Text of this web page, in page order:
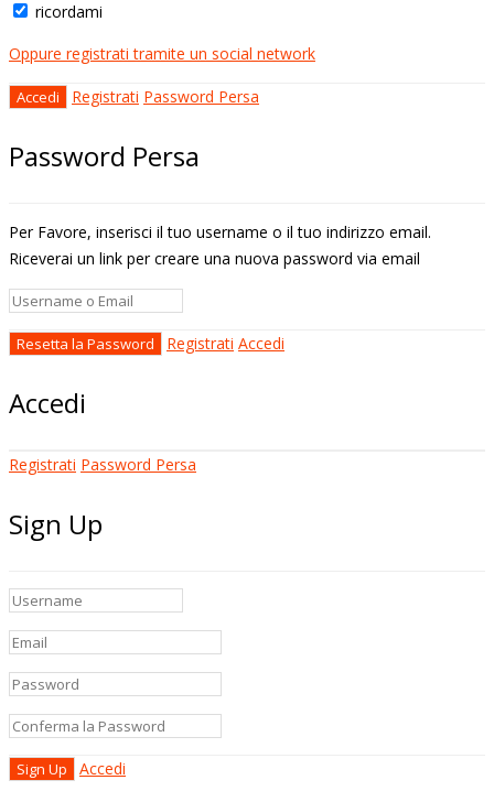
ricordami
Oppure registrati tramite un social network
Registrati Password Persa
Password Persa
Per Favore, inserisci il tuo username o il tuo indirizzo email.
Riceverai un link per creare una nuova password via email
Registrati Accedi
Accedi
Registrati Password Persa
Sign Up
Accedi